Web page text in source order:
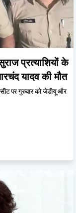
प्रत्याशियों के
यादव की मौत
सीट पर गुरुवार को जेडीयू और